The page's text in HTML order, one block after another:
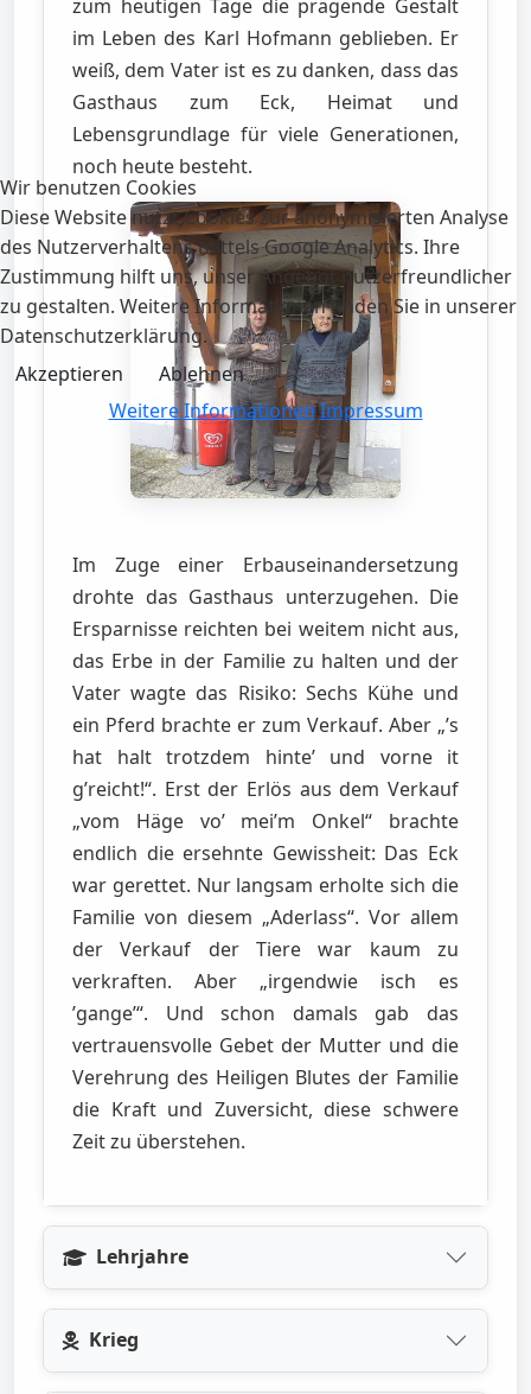
zum heutigen Tage die prägende Gestalt
im Leben des Karl Hofmann geblieben. Er
weiß, dem Vater ist es zu danken, dass das
Gasthaus zum Eck, Heimat und
Lebensgrundlage für viele Generationen,
noch heute besteht.
Im Zuge einer Erbauseinandersetzung
drohte das Gasthaus unterzugehen. Die
Ersparnisse reichten bei weitem nicht aus,
das Erbe in der Familie zu halten und der
Vater wagte das Risiko: Sechs Kühe und
ein Pferd brachte er zum Verkauf. Aber „’s
hat halt trotzdem hinte’ und vorne it
g’reicht!“. Erst der Erlös aus dem Verkauf
„vom Häge vo’ mei’m Onkel“ brachte
endlich die ersehnte Gewissheit: Das Eck
war gerettet. Nur langsam erholte sich die
Familie von diesem „Aderlass“. Vor allem
der Verkauf der Tiere war kaum zu
verkraften. Aber „irgendwie isch es
’gange’“. Und schon damals gab das
vertrauensvolle Gebet der Mutter und die
Verehrung des Heiligen Blutes der Familie
die Kraft und Zuversicht, diese schwere
Zeit zu überstehen.
Lehrjahre
Krieg
Wir benutzen Cookies
Diese Website nutzt Cookies zur anonymisierten Analyse
des Nutzerverhaltens mittels Google Analytics. Ihre
Zustimmung hilft uns, unser Angebot nutzerfreundlicher
zu gestalten. Weitere Informationen finden Sie in unserer
Datenschutzerklärung.
Akzeptieren
Ablehnen
Weitere InformationenImpressum